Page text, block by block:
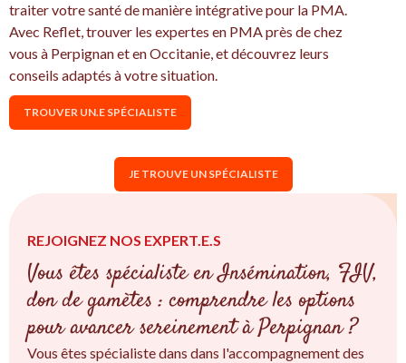
traiter votre santé de manière intégrative pour la PMA.
Avec Reflet, trouver les expertes en PMA près de chez
vous à Perpignan et en Occitanie, et découvrez leurs
conseils adaptés à votre situation.
TROUVER UN.E SPÉCIALISTE
JE TROUVE UN SPÉCIALISTE
REJOIGNEZ NOS EXPERT.E.S
Vous êtes spécialiste en Insémination, FIV,
don de gamètes : comprendre les options
pour avancer sereinement à Perpignan ?
Vous êtes spécialiste dans dans l'accompagnement des